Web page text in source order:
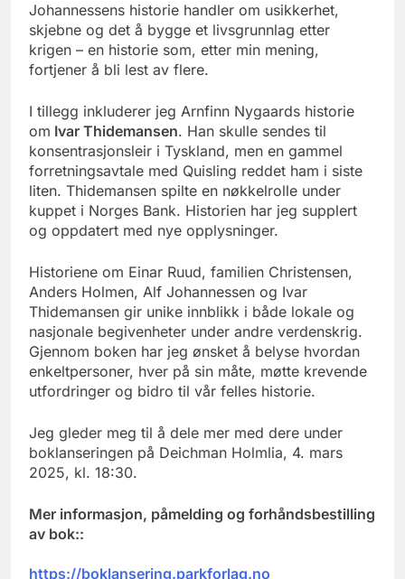
Johannessens historie handler om usikkerhet,
skjebne og det å bygge et livsgrunnlag etter
krigen – en historie som, etter min mening,
fortjener å bli lest av flere.
I tillegg inkluderer jeg Arnfinn Nygaards historie
om Ivar Thidemansen. Han skulle sendes til
konsentrasjonsleir i Tyskland, men en gammel
forretningsavtale med Quisling reddet ham i siste
liten. Thidemansen spilte en nøkkelrolle under
kuppet i Norges Bank. Historien har jeg supplert
og oppdatert med nye opplysninger.
Historiene om Einar Ruud, familien Christensen,
Anders Holmen, Alf Johannessen og Ivar
Thidemansen gir unike innblikk i både lokale og
nasjonale begivenheter under andre verdenskrig.
Gjennom boken har jeg ønsket å belyse hvordan
enkeltpersoner, hver på sin måte, møtte krevende
utfordringer og bidro til vår felles historie.
Jeg gleder meg til å dele mer med dere under
boklanseringen på Deichman Holmlia, 4. mars
2025, kl. 18:30.
Mer informasjon, påmelding og forhåndsbestilling
av bok::
https://boklansering.parkforlag.no